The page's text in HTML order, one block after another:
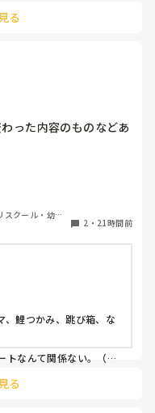
、疲れました。
か？
業員数51人以上」の要
。
でしょうか？
早い段階で見極めるこ
考えてみると良いかも
る
った内容のものなどあ
育の時間に体操服の上
クール・幼児
2 ・ 21時間前
、鯉つかみ、跳び箱、な
トなんて関係ない。（日
る